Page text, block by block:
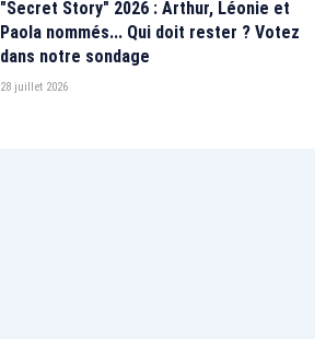
"Secret Story" 2026 : Arthur, Léonie et
Paola nommés... Qui doit rester ? Votez
dans notre sondage
28 juillet 2026